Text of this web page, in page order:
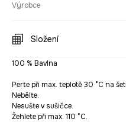
Výrobce
Složení
100 % Bavlna
Perte při max. teplotě 30 °C na
Nebělte.
Nesušte v sušičce.
Žehlete při max. 110 °C.